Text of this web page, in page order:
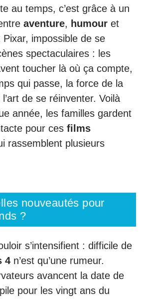
au temps, c’est grâce à un
aventure, humour et
Pixar, impossible de se
spectaculaires : les
toucher là où ça compte,
qui passe, la force de la
de se réinventer. Voilà
année, les familles gardent
pour ces films
rassemblent plusieurs
nouveautés pour
?
s’intensifient : difficile de
4 n’est qu’une rumeur.
avancent la date de
pour les vingt ans du